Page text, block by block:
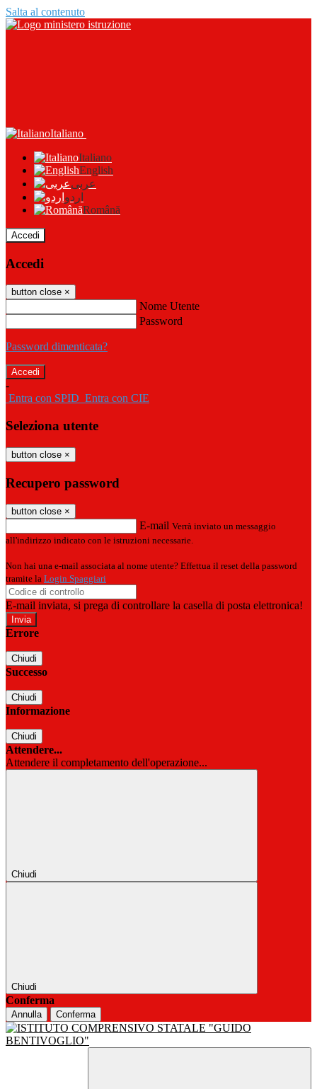
Salta al contenuto
Italiano
Italiano
English
عربى
اردو
Română
Accedi
Accedi
button close ×
Nome Utente
Password
Password dimenticata?
-
Entra con SPID Entra con CIE
Seleziona utente
button close ×
Recupero password
button close ×
E-mail Verrà inviato un messaggio
all'indirizzo indicato con le istruzioni necessarie.
Non hai una e-mail associata al nome utente? Effettua il reset della password
tramite la Login Spaggiari
E-mail inviata, si prega di controllare la casella di posta elettronica!
Errore
Chiudi
Successo
Chiudi
Informazione
Chiudi
Attendere...
Attendere il completamento dell'operazione...
Chiudi
Chiudi
Conferma
Annulla Conferma